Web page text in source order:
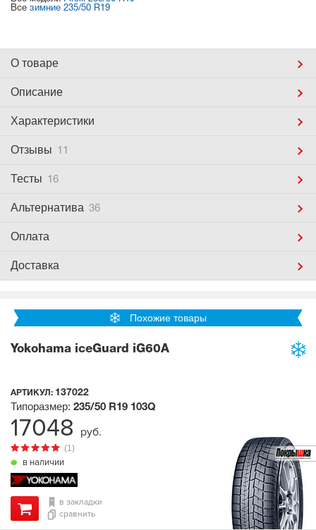
Все зимние 235/50 R19
О товаре
Описание
Характеристики
Отзывы 11
Тесты 16
Альтернатива 36
Оплата
Доставка
Похожие товары
Yokohama iceGuard iG60A
АРТИКУЛ: 137022
в наличии
(1)
Типоразмер: 235/50 R19 103Q
в закладки
сравнить
17048 руб.